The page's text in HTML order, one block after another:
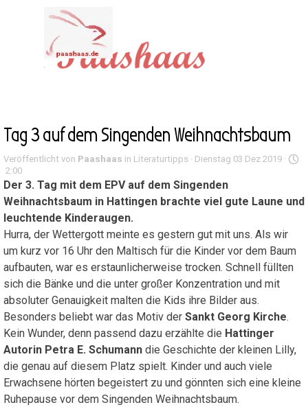
Menü überspringen
Tag 3 auf dem Singenden Weihnachtsbaum
Veröffentlicht von Paashaas in Literaturtipps · Dienstag 03 Dez 2019 ·
2:00
Der 3. Tag mit dem EPV auf dem Singenden
Weihnachtsbaum in Hattingen brachte viel gute Laune und
leuchtende Kinderaugen.
Hurra, der Wettergott meinte es gestern gut mit uns. Als wir
um kurz vor 16 Uhr den Maltisch für die Kinder vor dem Baum
aufbauten, war es erstaunlicherweise trocken. Schnell füllten
sich die Bänke und die unter großer Konzentration und mit
absoluter Genauigkeit malten die Kids ihre Bilder aus.
Besonders beliebt war das Motiv der Sankt Georg Kirche.
Kein Wunder, denn passend dazu erzählte die Hattinger
Autorin Petra E. Schumann die Geschichte der kleinen Lilly,
die genau auf diesem Platz spielt. Kinder und auch viele
Erwachsene hörten begeistert zu und gönnten sich eine kleine
Ruhepause vor dem Singenden Weihnachtsbaum.